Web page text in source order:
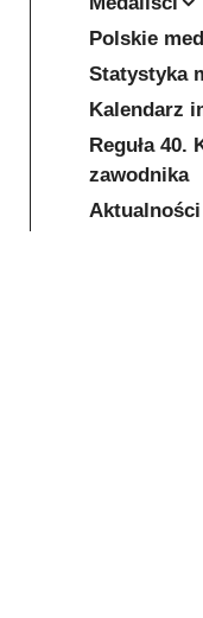
Polskie
Statystyka
Kalendarz
Reguła
zawodnika
Aktualności